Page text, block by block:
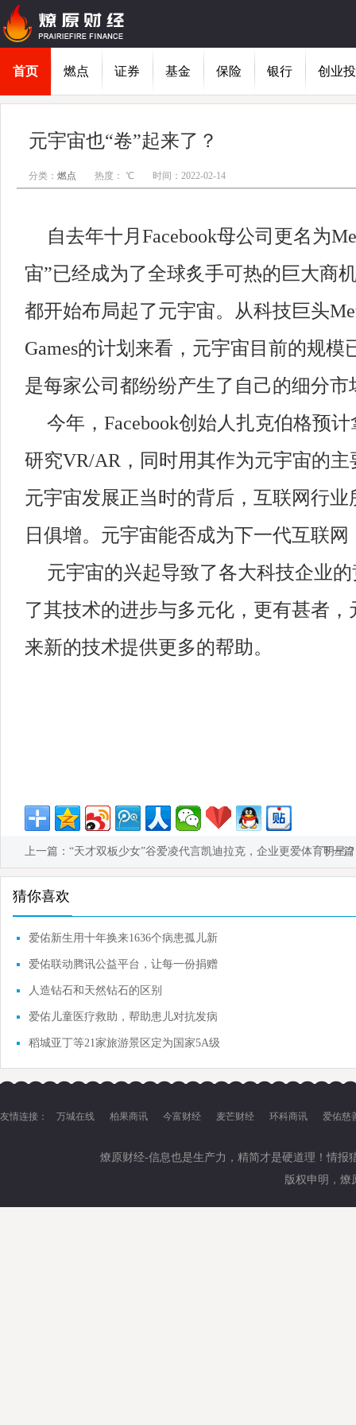
首页 燃点 证券 基金 保险 银行 创业
元宇宙也“卷”起来了？
分类： 燃点 热度： ℃ 时间：2022-02-14
自去年十月 Facebook母公司更名为
宙”已经成为了全球炙手可热的巨大商
都开始布局起了元宇宙。从科技巨头
Games的计划来看，元宇宙目前的规模
是每家公司都纷纷产生了自己的细分市
今年， Facebook创始人扎克伯格预计
研究VR/AR，同时用其作为元宇宙的
元宇宙发展正当时的背后，互联网行
日俱增。元宇宙能否成为下一代互联
元宇宙的兴起导致了各大科技企业
了其技术的进步与多元化，更有甚者
来新的技术提供更多的帮助。
上一篇： “天才双板少女”谷爱凌代言凯迪拉克，企业更爱体育明星？
下一
猜你喜欢
爱佑新生用十年换来1636个病患孤儿新
生
爱佑联动腾讯公益平台，让每一份捐赠
都能被看见
人造钻石和天然钻石的区别
爱佑儿童医疗救助，帮助患儿对抗发病
率不到百万分之一的恶性肿瘤
稻城亚丁等21家旅游景区定为国家5A级
旅游景区
友情连接： 万城在线 柏果商讯 今富财经 麦芒财经 环科商讯 爱佑慈
燎原财经-信息也是生产力，精简才是硬道理！情
版权申明，燎